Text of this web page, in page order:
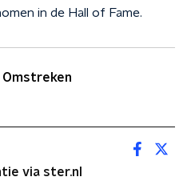
in de Hall of Fame.
Omstreken
via ster.nl